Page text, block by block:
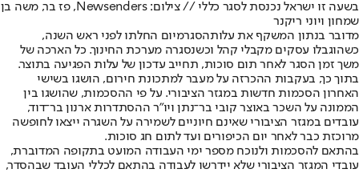
בשעה זו ישראל נכנסת לסגר כללי // צילום: Newsenders, פז בר, משה בן
שמחון ויוני ריקנר
מדובר בנתון המשקף את עלותהסגרמיום החלתו לפני ראש השנה,
כשהוגבלו עסקים מקבלי קהל וכשנסגרה מערכת החינוך. כל הארכה של
משך זמן הסגר לאחר תום סוכות, תחייב עדכון של עלות הפגיעה בתוצר.
בתוך כך, בעקבות ההכרזה על מעבר למתכונת חירום, הושגו בשישי
האחרון הסכמות חדשות במגזר הציבורי. על פי ההסכמות, שהושגו בין
הממונה על השכר באוצר קובי בר־נתן ויו"ר ההסתדרות ארנון בר־דוד,
עובדים במגזר הציבורי שאינם חיוניים לשמירה על השגרה ייצאו לחופשה
מרוכזת כבר לאחר יום הכיפורים ועד לתום חג סוכות.
בהתאם להסכמות ולנוכח מספר ימי העבודה המועט בתקופה המדוברת,
עובדי המגזר הציבורי שלא יידרשו לעבודה בהתאם לכללי העובד שבהסדר,